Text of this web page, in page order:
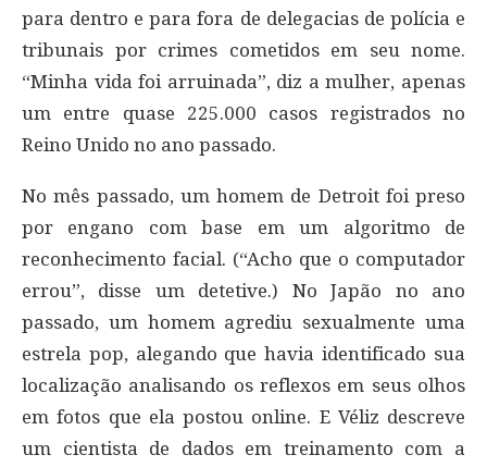
para dentro e para fora de delegacias de polícia e
tribunais por crimes cometidos em seu nome.
“Minha vida foi arruinada”, diz a mulher, apenas
um entre quase 225.000 casos registrados no
Reino Unido no ano passado.
No mês passado, um homem de Detroit foi preso
por engano com base em um algoritmo de
reconhecimento facial. (“Acho que o computador
errou”, disse um detetive.) No Japão no ano
passado, um homem agrediu sexualmente uma
estrela pop, alegando que havia identificado sua
localização analisando os reflexos em seus olhos
em fotos que ela postou online. E Véliz descreve
um cientista de dados em treinamento com a